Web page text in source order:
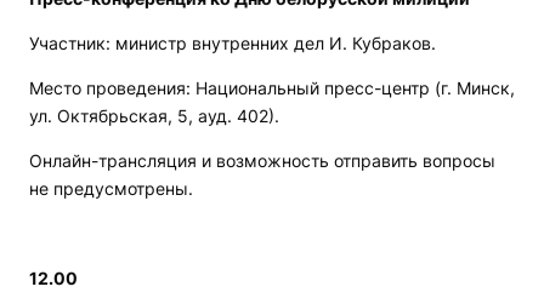
Участник: министр внутренних дел И. Кубраков.
Место проведения: Национальный пресс-центр (г. Минск,
ул. Октябрьская, 5, ауд. 402).
Онлайн-трансляция и возможность отправить вопросы
не предусмотрены.
12.00